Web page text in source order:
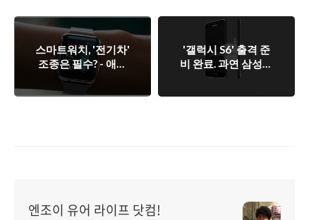
스마트워치, '전기차'
조종은 필수? - 애플
워치에 '테슬라'담았
다.
'갤럭시 S6' 출격 준
비 완료. 과연 삼성은
애플을 따돌릴 수 있
엔조이 유어 라이프 닷컴!